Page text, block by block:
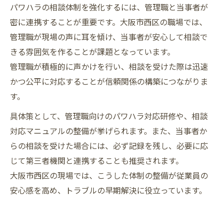
パワハラの相談体制を強化するには、管理職と当事者が
密に連携することが重要です。大阪市西区の職場では、
管理職が現場の声に耳を傾け、当事者が安心して相談で
きる雰囲気を作ることが課題となっています。
管理職が積極的に声かけを行い、相談を受けた際は迅速
かつ公平に対応することが信頼関係の構築につながりま
す。
具体策として、管理職向けのパワハラ対応研修や、相談
対応マニュアルの整備が挙げられます。また、当事者か
らの相談を受けた場合には、必ず記録を残し、必要に応
じて第三者機関と連携することも推奨されます。
大阪市西区の現場では、こうした体制の整備が従業員の
安心感を高め、トラブルの早期解決に役立っています。